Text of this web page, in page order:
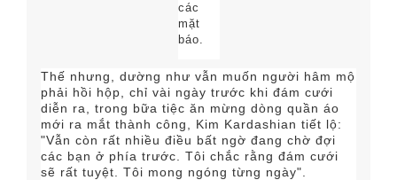
các
mặt
báo.
Thế nhưng, dường như vẫn muốn người hâm mộ
phải hồi hộp, chỉ vài ngày trước khi đám cưới
diễn ra, trong bữa tiệc ăn mừng dòng quần áo
mới ra mắt thành công, Kim Kardashian tiết lộ:
"Vẫn còn rất nhiều điều bất ngờ đang chờ đợi
các bạn ở phía trước. Tôi chắc rằng đám cưới
sẽ rất tuyệt. Tôi mong ngóng từng ngày".